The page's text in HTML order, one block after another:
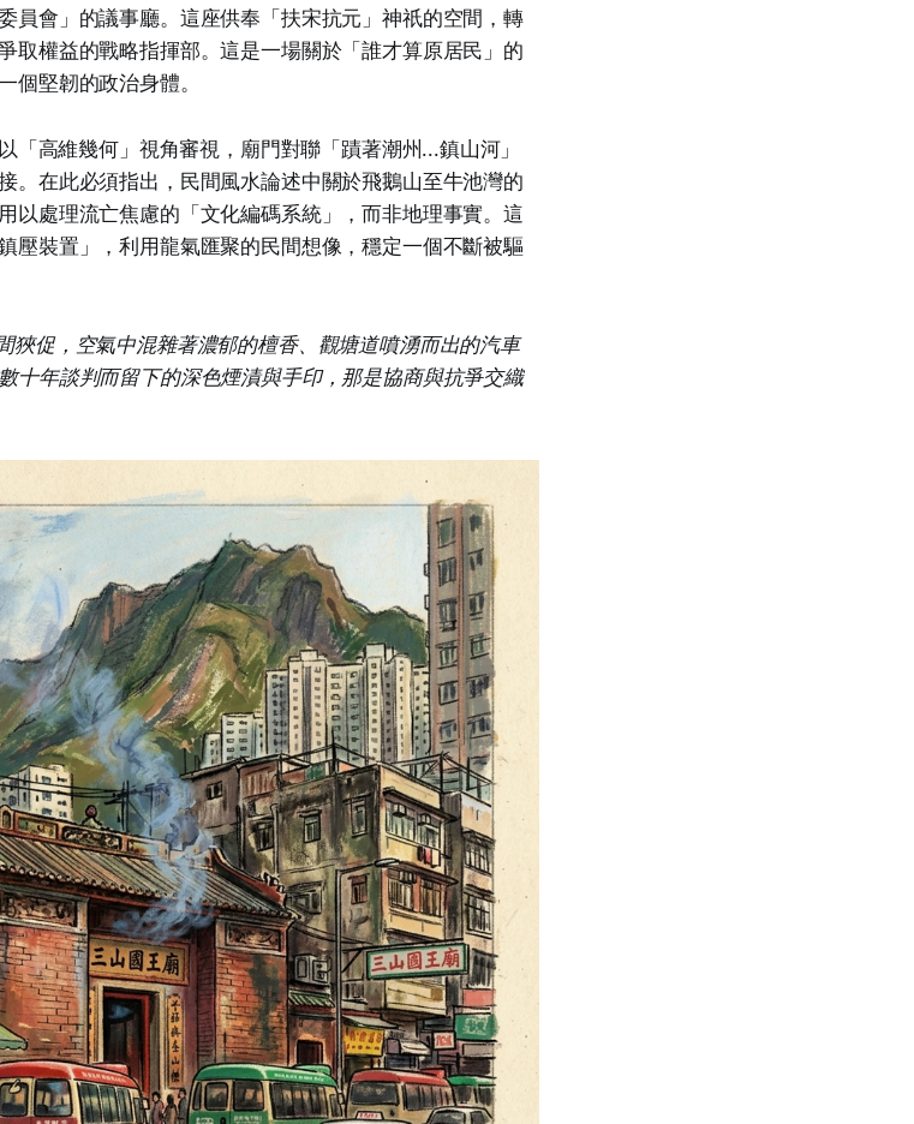
員會」的議事廳。這座供奉「扶宋抗元」神祇的空間，轉
取權益的戰略指揮部。這是一場關於「誰才算原居民」的
個堅韌的政治身體。
「高維幾何」視角審視，廟門對聯「蹟著潮州...鎮山河」
。在此必須指出，民間風水論述中關於飛鵝山至牛池灣的
以處理流亡焦慮的「文化編碼系統」，而非地理事實。這
壓裝置」，利用龍氣匯聚的民間想像，穩定一個不斷被驅
狹促，空氣中混雜著濃郁的檀香、觀塘道噴湧而出的汽車
十年談判而留下的深色煙漬與手印，那是協商與抗爭交織